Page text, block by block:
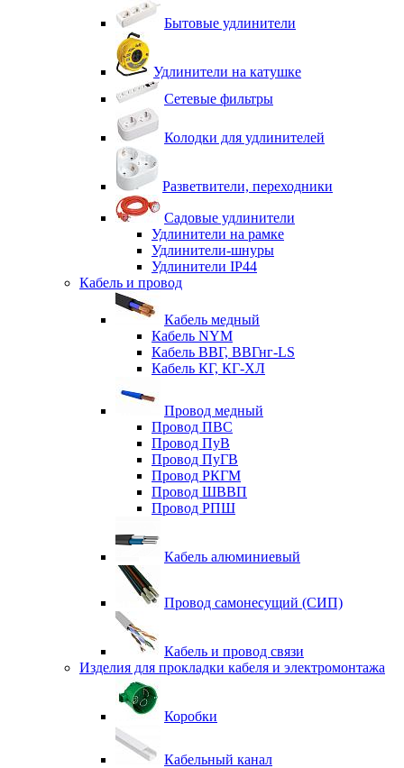
Бытовые удлинители
Удлинители на катушке
Сетевые фильтры
Колодки для удлинителей
Разветвители, переходники
Садовые удлинители
Удлинители на рамке
Удлинители-шнуры
Удлинители IP44
Кабель и провод
Кабель медный
Кабель NYM
Кабель ВВГ, ВВГнг-LS
Кабель КГ, КГ-ХЛ
Провод медный
Провод ПВС
Провод ПуВ
Провод ПуГВ
Провод РКГМ
Провод ШВВП
Провод РПШ
Кабель алюминиевый
Провод самонесущий (СИП)
Кабель и провод связи
Изделия для прокладки кабеля и электромонтажа
Коробки
Кабельный канал